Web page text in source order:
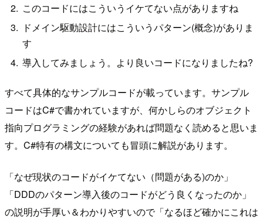
このコードにはこういうイケてない点がありますね
ドメイン駆動設計にはこういうパターン(概念)がありま
す
導入してみましょう。より良いコードになりましたね?
すべて具体的なサンプルコードが載っています。サンプル
コードはC#で書かれていますが、何かしらのオブジェクト
指向プログラミングの経験があれば問題なく読めると思いま
す。C#特有の構文についても冒頭に解説があります。
「なぜ現状のコードがイケてない（問題がある)のか」
「DDDのパターン導入後のコードがどう良くなったのか」
の説明が手厚い＆わかりやすいので「なるほど確かにこれは